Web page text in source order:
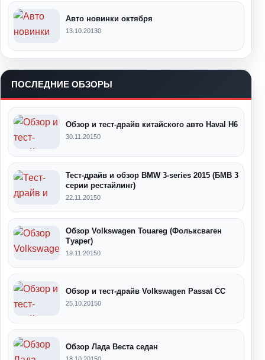
Авто новинки октября
13.10.20130
ПОСЛЕДНИЕ ОБЗОРЫ
Обзор и тест-драйв китайского авто Haval H6
30.11.20150
Тест-драйв и обзор BMW 3-series 2015 (БМВ 3
серии рестайлинг)
22.11.20150
Обзор Volkswagen Touareg (Фольксваген
Туарег)
19.11.20150
Обзор и тест-драйв Volkswagen Passat CC
25.10.20150
Обзор Лада Веста седан